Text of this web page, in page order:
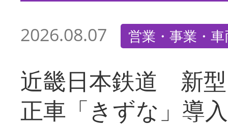
2026.08.07 営業・事業・
近畿日本鉄道 新
正車「きずな」導入